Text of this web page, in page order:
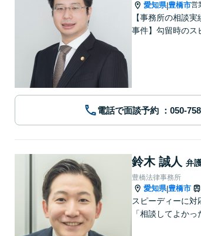
愛知県|豊橋市営
【事務所の相談
事件】勾留時のス
電話で面談予約
鈴木 誠人 弁
豊橋法律事務所
愛知県|豊橋市
スピーディーに対
「相談してよか